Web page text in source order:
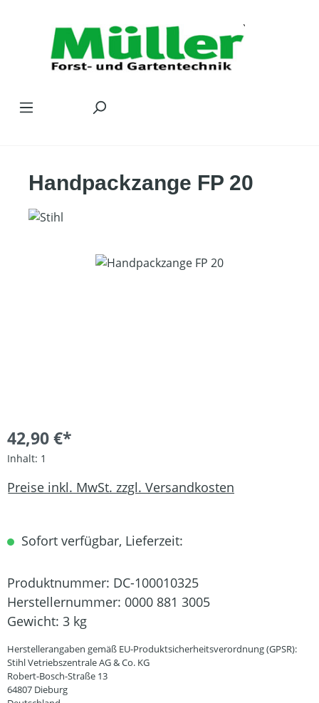
Handpackzange FP 20
Bildergalerie überspringen
42,90 €*
Inhalt: 1
Preise inkl. MwSt. zzgl. Versandkosten
Sofort verfügbar, Lieferzeit:
Produktnummer: DC-100010325
Herstellernummer: 0000 881 3005
Gewicht: 3 kg
Herstellerangaben gemäß EU-Produktsicherheitsverordnung (GPSR):
Stihl Vetriebszentrale AG & Co. KG
Robert-Bosch-Straße 13
64807 Dieburg